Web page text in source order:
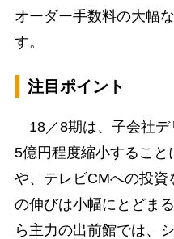
オーダー手数料の大幅
す。
注目ポイント
18／8期は、子会社デ
5億円程度縮小するこ
や、テレビCMへの投
の伸びは小幅にとどま
ら主力の出前館では、